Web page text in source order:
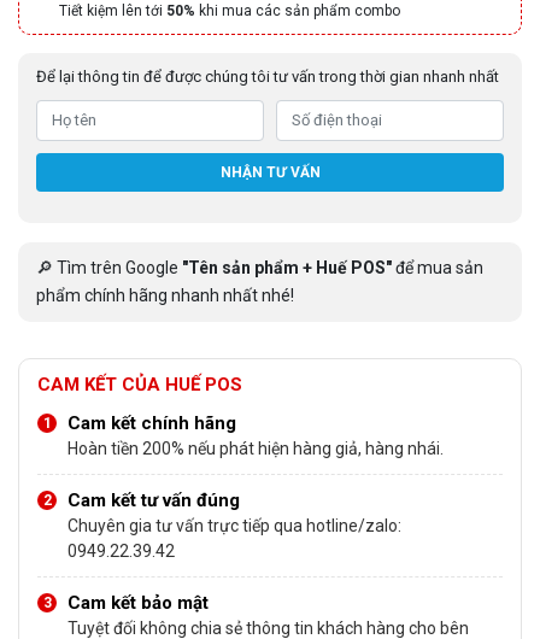
Tiết kiệm lên tới 50% khi mua các sản phẩm combo
Để lại thông tin để được chúng tôi tư vấn trong thời gian nhanh nhất
NHẬN TƯ VẤN
🔎 Tìm trên Google "Tên sản phẩm + Huế POS"để mua sản
phẩm chính hãng nhanh nhất nhé!
CAM KẾT CỦA HUẾ POS
Cam kết chính hãng
Hoàn tiền 200% nếu phát hiện hàng giả, hàng nhái.
Cam kết tư vấn đúng
Chuyên gia tư vấn trực tiếp qua hotline/zalo:
0949.22.39.42
Cam kết bảo mật
Tuyệt đối không chia sẻ thông tin khách hàng cho bên